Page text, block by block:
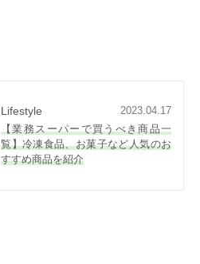
Lifestyle
2023.04.17
【業務スーパーで買うべき商品一
覧】冷凍食品、お菓子など人気のお
すすめ商品を紹介